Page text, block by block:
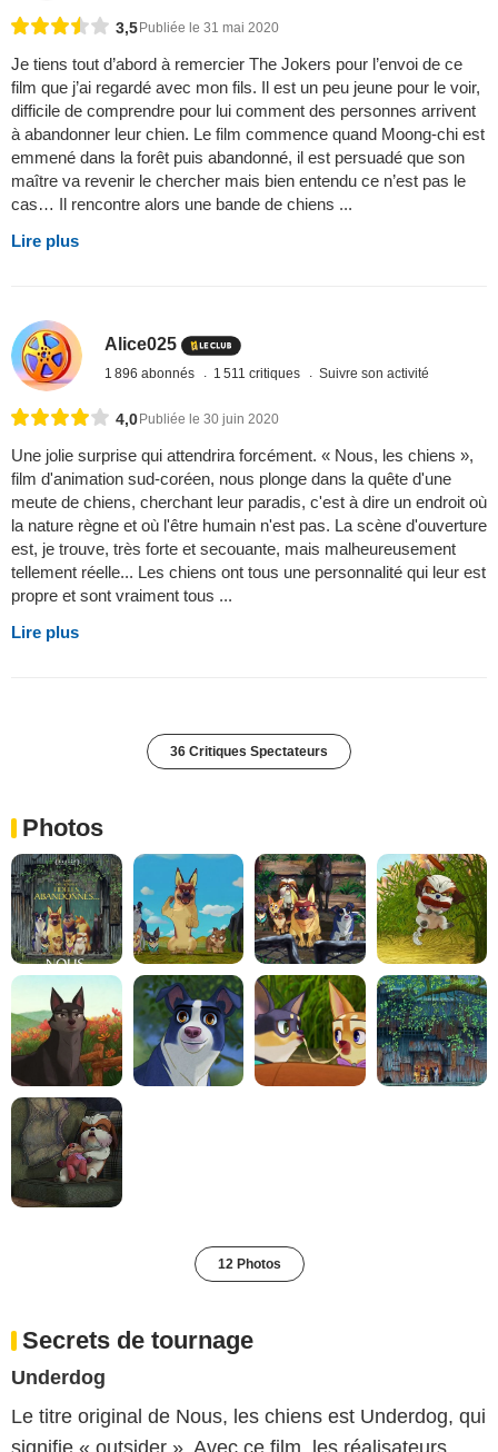
3,5Publiée le 31 mai 2020
Je tiens tout d’abord à remercier The Jokers pour l’envoi de ce
film que j’ai regardé avec mon fils. Il est un peu jeune pour le voir,
difficile de comprendre pour lui comment des personnes arrivent
à abandonner leur chien. Le film commence quand Moong-chi est
emmené dans la forêt puis abandonné, il est persuadé que son
maître va revenir le chercher mais bien entendu ce n’est pas le
cas… Il rencontre alors une bande de chiens ...
Lire plus
Alice025
1 896 abonnés 1 511 critiques Suivre son activité
4,0 Publiée le 30 juin 2020
Une jolie surprise qui attendrira forcément. « Nous, les chiens »,
film d'animation sud-coréen, nous plonge dans la quête d'une
meute de chiens, cherchant leur paradis, c'est à dire un endroit où
la nature règne et où l'être humain n'est pas. La scène d'ouverture
est, je trouve, très forte et secouante, mais malheureusement
tellement réelle... Les chiens ont tous une personnalité qui leur est
propre et sont vraiment tous ...
Lire plus
36 Critiques Spectateurs
Photos
12 Photos
Secrets de tournage
Underdog
Le titre original de Nous, les chiens est Underdog, qui